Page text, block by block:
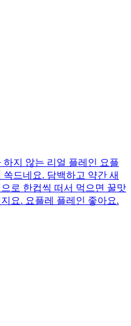
지 않는 리얼 플레인 요플
드네요. 담백하고 약간 새
로 한컵씩 떠서 먹으면 꿀맛
요. 요플레 플레인 좋아요.